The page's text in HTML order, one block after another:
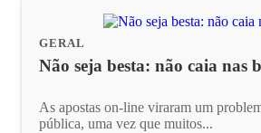
GERAL
Não seja besta: não caia nas
As apostas on-line viraram um
pública, uma vez que muitos...